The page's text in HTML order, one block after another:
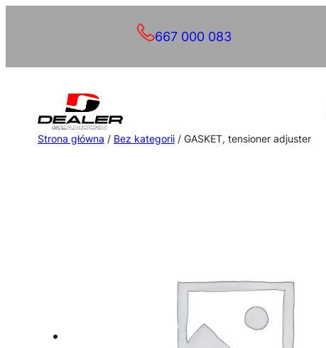
667 000 083
Strona główna / Bez kategorii/ GASKET, tensioner adjuster